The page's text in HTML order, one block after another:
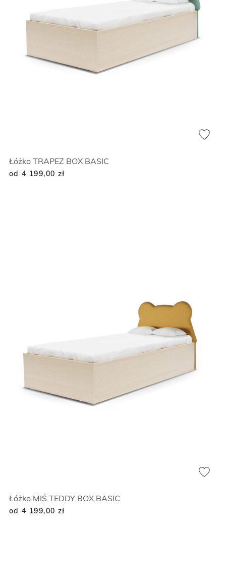
Łóżko TRAPEZ BOX BASIC
od 4 199,00 zł
Łóżko MIŚ TEDDY BOX BASIC
od 4 199,00 zł